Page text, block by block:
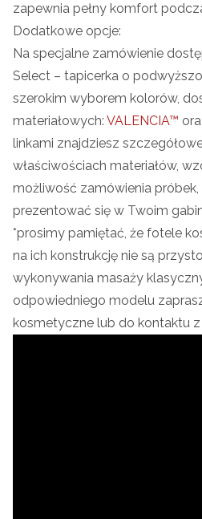
zapewnia pełny komfort
Dodatkowe opcje:
Na specjalne zamówienie
Select – tapicerka o
szerokim wyborem kolorów,
materiałowych: VALENCIA™
linkami znajdziesz
właściwościach materiałów,
możliwość zamówienia
prezentować się w Twoim
*prosimy pamiętać, że fotele
na ich konstrukcję nie są
wykonywania masaży
odpowiedniego modelu
kosmetyczne lub do kontaktu